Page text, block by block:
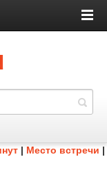
| Место встречи |